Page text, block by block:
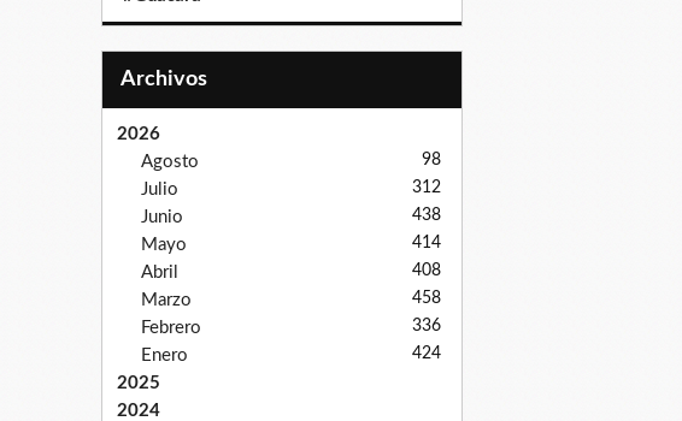
Archivos
2026
Agosto
98
Julio 312
Junio 438
Mayo 414
Abril 408
Marzo 458
Febrero 336
Enero 424
2025
2024